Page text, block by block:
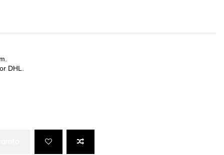
DHL.